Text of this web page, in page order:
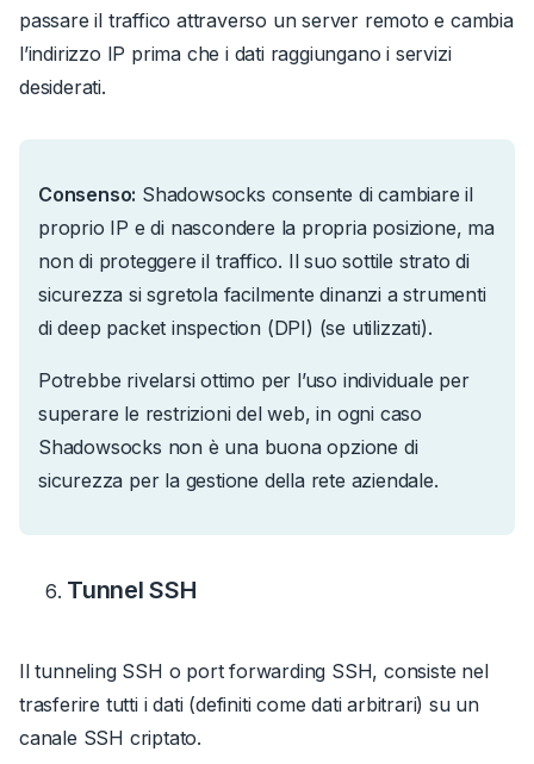
passare il traffico attraverso un server remoto e cambia
l’indirizzo IP prima che i dati raggiungano i servizi
desiderati.
Consenso: Shadowsocks consente di cambiare il
proprio IP e di nascondere la propria posizione, ma
non di proteggere il traffico. Il suo sottile strato di
sicurezza si sgretola facilmente dinanzi a strumenti
di deep packet inspection (DPI) (se utilizzati).
Potrebbe rivelarsi ottimo per l’uso individuale per
superare le restrizioni del web, in ogni caso
Shadowsocks non è una buona opzione di
sicurezza per la gestione della rete aziendale.
Tunnel SSH
Il tunneling SSH o port forwarding SSH, consiste nel
trasferire tutti i dati (definiti comedati arbitrari) su un
canale SSH criptato.